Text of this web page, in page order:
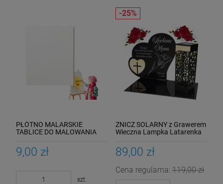
PŁÓTNO MALARSKIE
TABLICE DO MALOWANIA
9,00 zł
szt.
ZNICZ SOLARNY z Grawerem
Wieczna Lampka Latarenka
89,00 zł
Cena regularna:119,00 zł